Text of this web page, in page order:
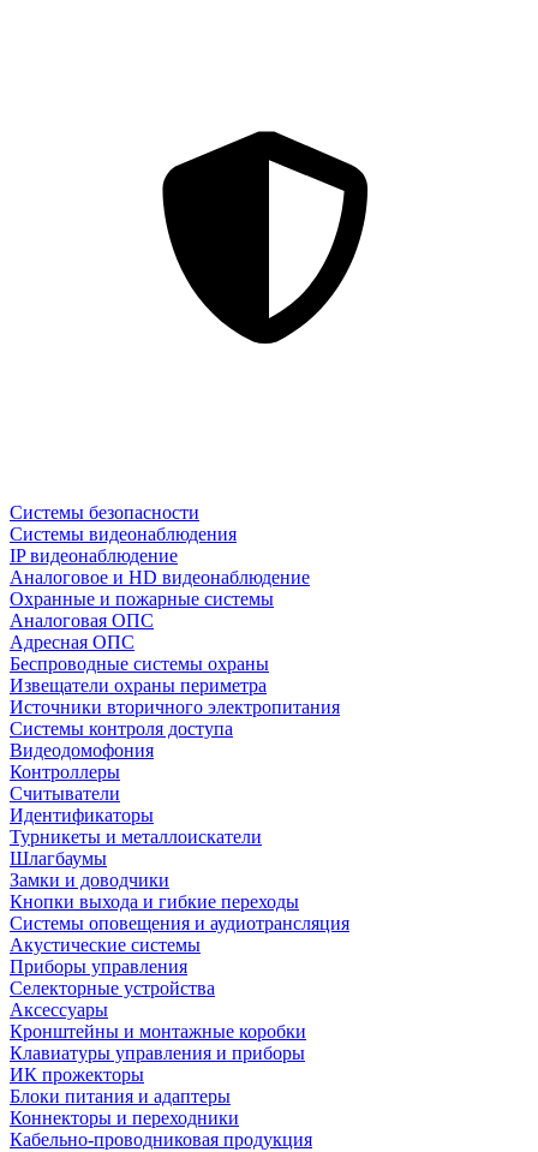
Системы безопасности
Системы видеонаблюдения
IP видеонаблюдение
Аналоговое и HD видеонаблюдение
Охранные и пожарные системы
Аналоговая ОПС
Адресная ОПС
Беспроводные системы охраны
Извещатели охраны периметра
Источники вторичного электропитания
Системы контроля доступа
Видеодомофония
Контроллеры
Считыватели
Идентификаторы
Турникеты и металлоискатели
Шлагбаумы
Замки и доводчики
Кнопки выхода и гибкие переходы
Системы оповещения и аудиотрансляция
Акустические системы
Приборы управления
Селекторные устройства
Аксессуары
Кронштейны и монтажные коробки
Клавиатуры управления и приборы
ИК прожекторы
Блоки питания и адаптеры
Коннекторы и переходники
Кабельно-проводниковая продукция